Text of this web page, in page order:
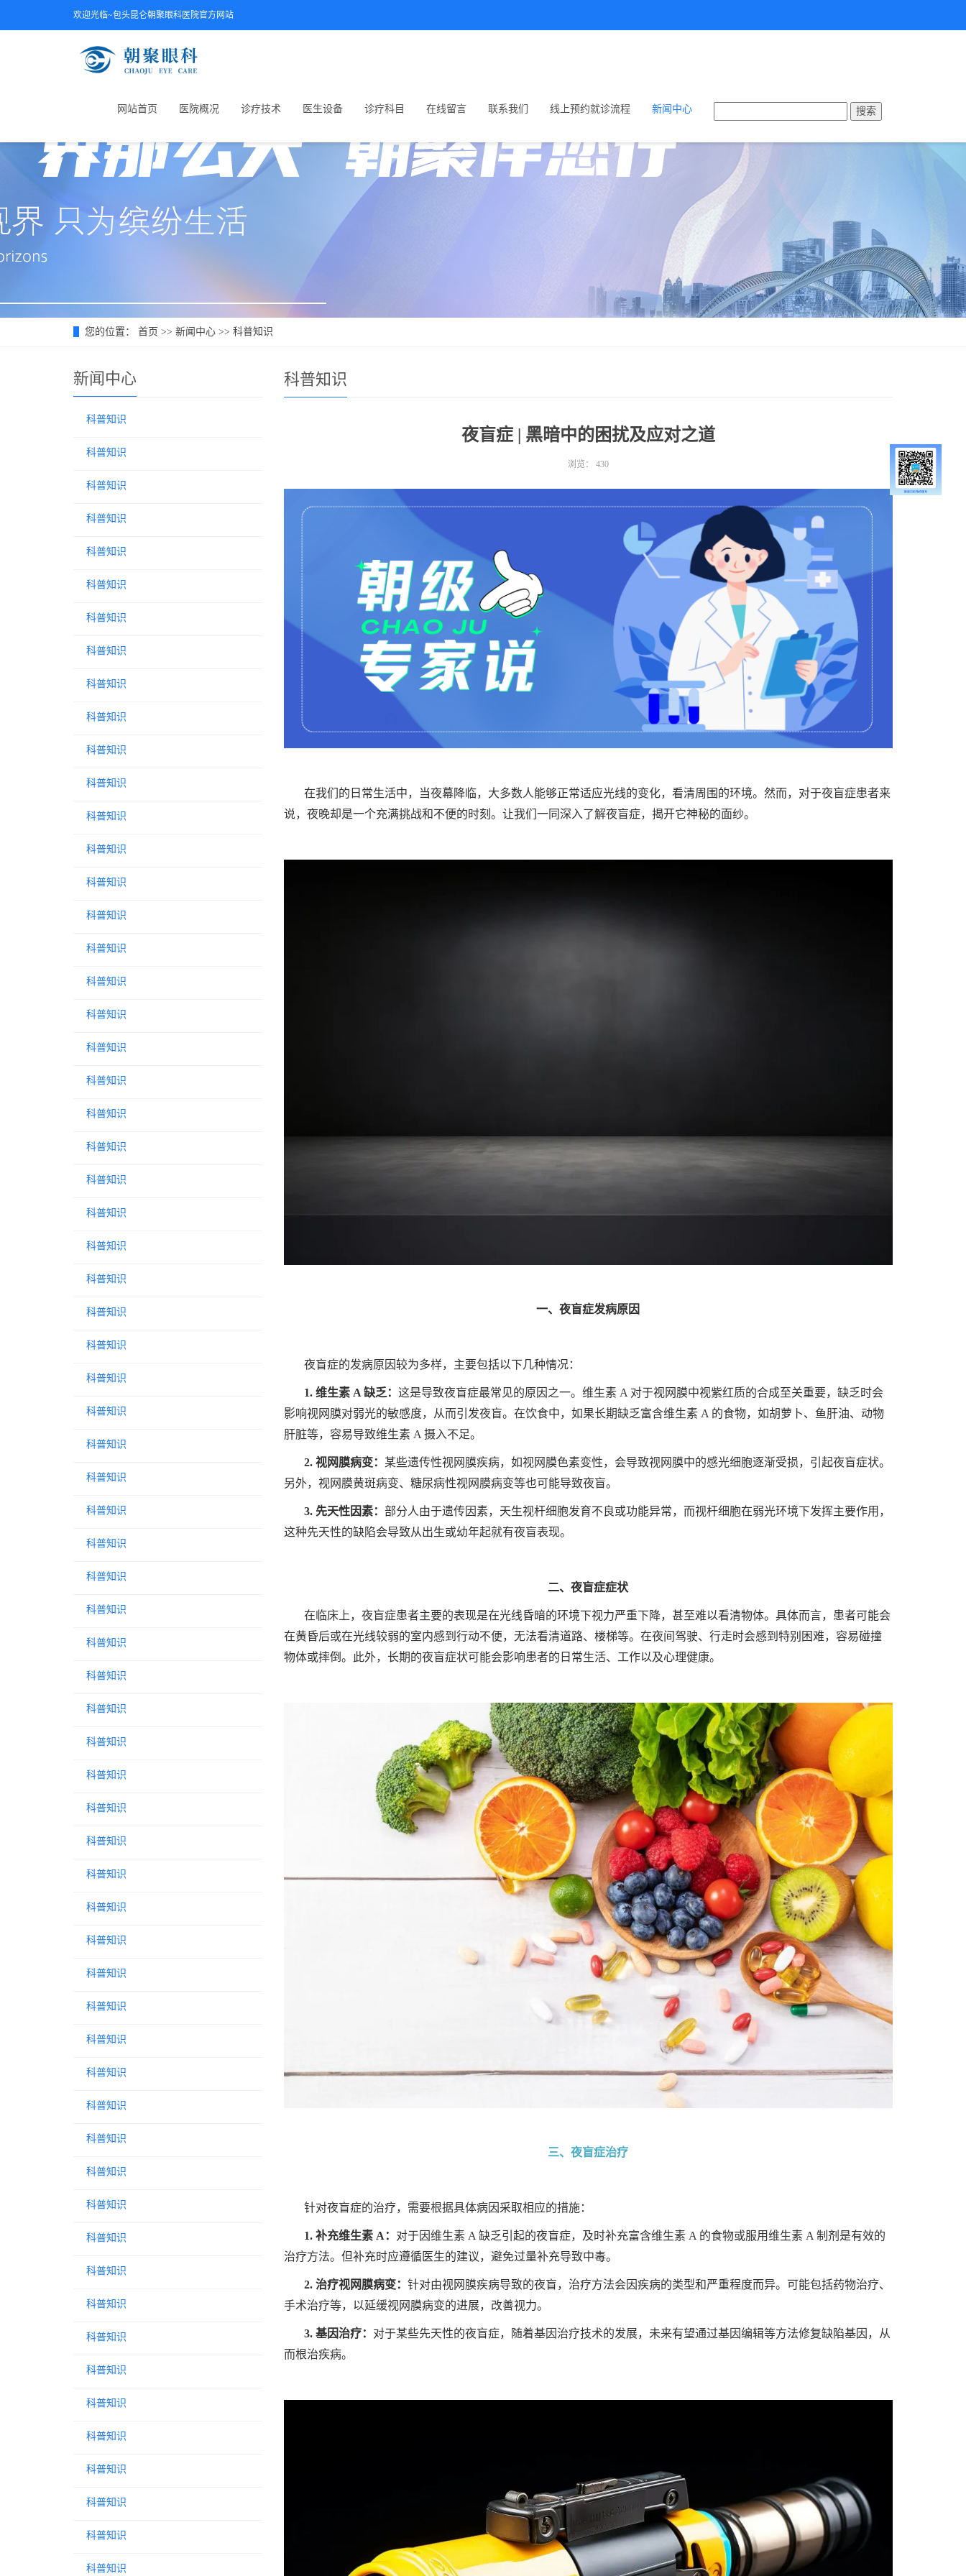
欢迎光临~包头昆仑朝聚眼科医院官方网站
网站首页 医院概况 诊疗技术 医生设备 诊疗科目 在线留言 联系我们 线上预约就诊流程 新闻中心 搜索
您的位置： 首页 >> 新闻中心 >> 科普知识
科普知识
夜盲症 | 黑暗中的困扰及应对之道
浏览： 430
在我们的日常生活中，当夜幕降临，大多数人能够正常适应光线的变化，看清周围的环境。然而，对于夜盲症患者来
说，夜晚却是一个充满挑战和不便的时刻。让我们一同深入了解夜盲症，揭开它神秘的面纱。
一、夜盲症发病原因
夜盲症的发病原因较为多样，主要包括以下几种情况：
1. 维生素 A 缺乏： 这是导致夜盲症最常见的原因之一。维生素 A 对于视网膜中视紫红质的合成至关重要，缺乏时会
影响视网膜对弱光的敏感度，从而引发夜盲。在饮食中，如果长期缺乏富含维生素 A 的食物，如胡萝卜、鱼肝油、动物
肝脏等，容易导致维生素 A 摄入不足。
2. 视网膜病变： 某些遗传性视网膜疾病，如视网膜色素变性，会导致视网膜中的感光细胞逐渐受损，引起夜盲症状。
另外，视网膜黄斑病变、糖尿病性视网膜病变等也可能导致夜盲。
3. 先天性因素： 部分人由于遗传因素，天生视杆细胞发育不良或功能异常，而视杆细胞在弱光环境下发挥主要作用，
这种先天性的缺陷会导致从出生或幼年起就有夜盲表现。
二、夜盲症症状
在临床上，夜盲症患者主要的表现是在光线昏暗的环境下视力严重下降，甚至难以看清物体。具体而言，患者可能会
在黄昏后或在光线较弱的室内感到行动不便，无法看清道路、楼梯等。在夜间驾驶、行走时会感到特别困难，容易碰撞
物体或摔倒。此外，长期的夜盲症状可能会影响患者的日常生活、工作以及心理健康。
三、夜盲症治疗
针对夜盲症的治疗，需要根据具体病因采取相应的措施：
1. 补充维生素 A： 对于因维生素 A 缺乏引起的夜盲症，及时补充富含维生素 A 的食物或服用维生素 A 制剂是有效的
治疗方法。但补充时应遵循医生的建议，避免过量补充导致中毒。
2. 治疗视网膜病变： 针对由视网膜疾病导致的夜盲，治疗方法会因疾病的类型和严重程度而异。可能包括药物治疗、
手术治疗等，以延缓视网膜病变的进展，改善视力。
3. 基因治疗： 对于某些先天性的夜盲症，随着基因治疗技术的发展，未来有望通过基因编辑等方法修复缺陷基因，从
而根治疾病。
新闻中心
科普知识
科普知识
科普知识
科普知识
科普知识
科普知识
科普知识
科普知识
科普知识
科普知识
科普知识
科普知识
科普知识
科普知识
科普知识
科普知识
科普知识
科普知识
科普知识
科普知识
科普知识
科普知识
科普知识
科普知识
科普知识
科普知识
科普知识
科普知识
科普知识
科普知识
科普知识
科普知识
科普知识
科普知识
科普知识
科普知识
科普知识
科普知识
科普知识
科普知识
科普知识
科普知识
科普知识
科普知识
科普知识
科普知识
科普知识
科普知识
科普知识
科普知识
科普知识
科普知识
科普知识
科普知识
科普知识
科普知识
科普知识
科普知识
科普知识
科普知识
科普知识
科普知识
科普知识
科普知识
科普知识
科普知识